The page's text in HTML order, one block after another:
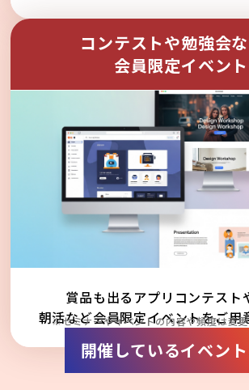
コンテストや勉強会
会員限定イベント
賞品も出るアプリコンテスト
朝活など会員限定イベントをご用
※セミナーやイベントの内容や頻度は変
開催しているイベン